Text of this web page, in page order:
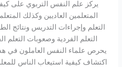
يركز علم النفس التربوي على
المتعلمين العاديين وكذلك
التعلم وإجراءات التدريس ونتائج
التعلم الفردية وصعوبات التعلم
يحرص علماء النفس العاملون في
اكتشاف كيفية استيعاب الناس